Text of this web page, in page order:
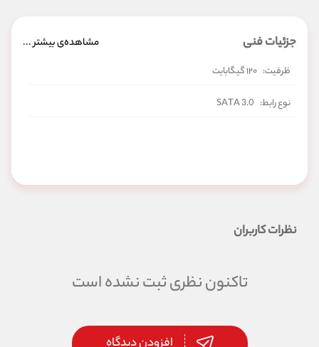
جزئیات فنی مشاهده‌ی بیشتر ...
ظرفیت: ۱۲۰ گیگابایت
نوع رابط: SATA 3.0
نظرات کاربران
تاکنون نظری ثبت نشده است